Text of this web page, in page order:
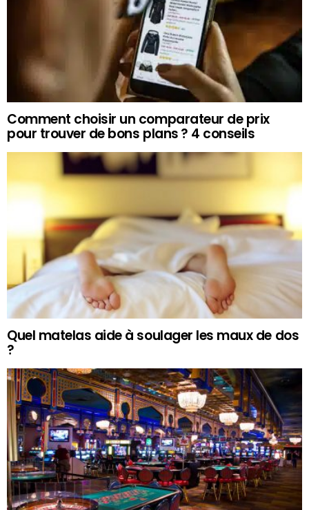
Comment choisir un comparateur de prix
pour trouver de bons plans ? 4 conseils
Quel matelas aide à soulager les maux de dos
?